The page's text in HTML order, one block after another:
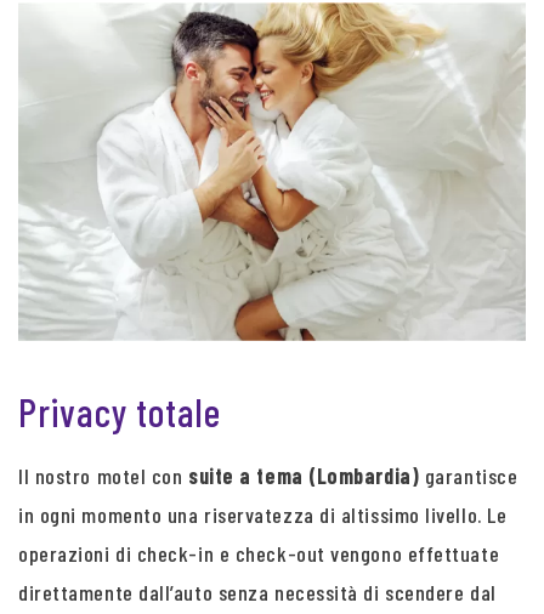
Privacy totale
Il nostro motel con suite a tema (Lombardia) garantisce
in ogni momento una riservatezza di altissimo livello. Le
operazioni di check-in e check-out vengono effettuate
direttamente dall’auto senza necessità di scendere dal